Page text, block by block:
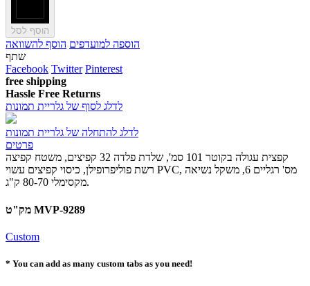
הוסף לסל
הוספה למועדפים הוסף להשוואה
שתף
Facebook Twitter Pinterest
free shipping
Hassle Free Returns
לדלג לסוף של גלריית תמונות
לדלג להתחלה של גלריית תמונות
פרטים
קפצית עגולה בקוטר 101 סמ', שלדת פלדה 32 קפיצים, משטח קפיצה
רשת פוליפרופילן, כיסוי קפיצים עשוי PVC, מס' רגליים 6, משקל נשיאה
מקסימלי 80-70 ק"ג.
מק"ט MVP-9289
Custom
* You can add as many custom tabs as you need!